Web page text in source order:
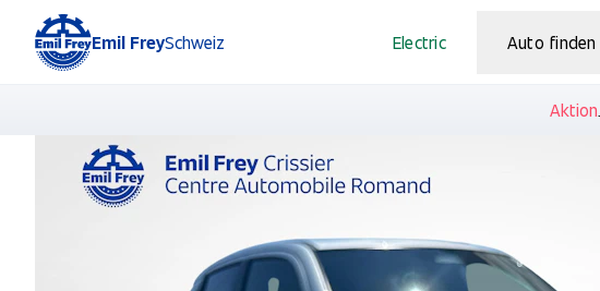
Emil FreySchweiz Electric Auto finden
Aktion